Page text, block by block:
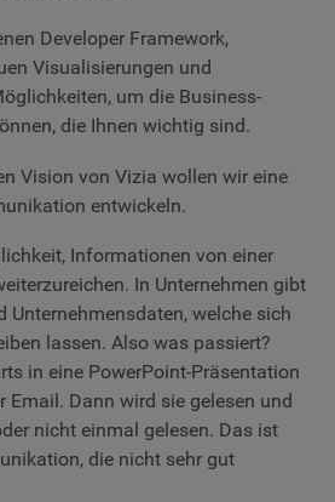
Developer Framework,
Visualisierungen und
um die Business-
die Ihnen wichtig sind.
Vision von Vizia wollen wir eine
entwickeln.
Informationen von einer
In Unternehmen gibt
Unternehmensdaten, welche sich
lassen. Also was passiert?
in eine PowerPoint-Präsentation
Email. Dann wird sie gelesen und
nicht einmal gelesen. Das ist
die nicht sehr gut